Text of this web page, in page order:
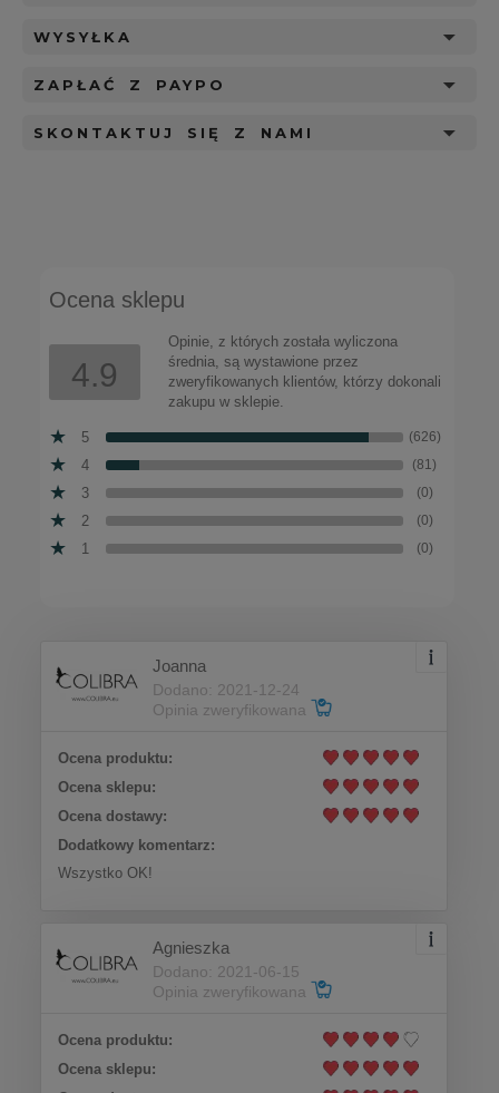
WYSYŁKA
ZAPŁAĆ Z PAYPO
SKONTAKTUJ SIĘ Z NAMI
Ocena sklepu
4.9
Opinie, z których została wyliczona
średnia, są wystawione przez
zweryfikowanych klientów, którzy dokonali
zakupu w sklepie.
5 (626)
4 (81)
3 (0)
2 (0)
1 (0)
Joanna
Dodano: 2021-12-24
Opinia zweryfikowana
Ocena produktu:
Ocena sklepu:
Ocena dostawy:
Dodatkowy komentarz:
Wszystko OK!
Agnieszka
Dodano: 2021-06-15
Opinia zweryfikowana
Ocena produktu:
Ocena sklepu: